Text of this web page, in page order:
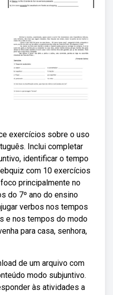
exercícios sobre o uso
Inclui completar
identificar o tempo
com 10 exercícios
principalmente no
do 7º ano do ensino
verbos nos tempos
e nos tempos do modo
para casa, senhora,
de um arquivo com
modo subjuntivo.
às atividades a